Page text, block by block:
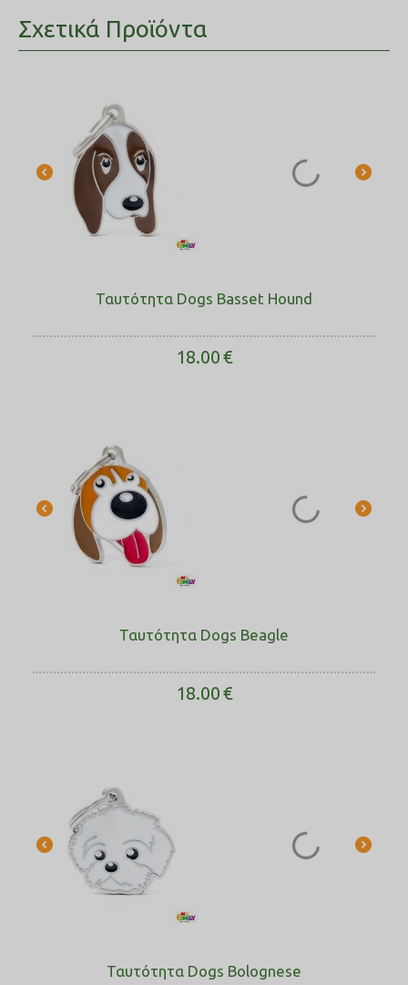
Σχετικά Προϊόντα
Ταυτότητα Dogs Basset Hound
18.00€
Ταυτότητα Dogs Beagle
18.00€
Ταυτότητα Dogs Bolognese